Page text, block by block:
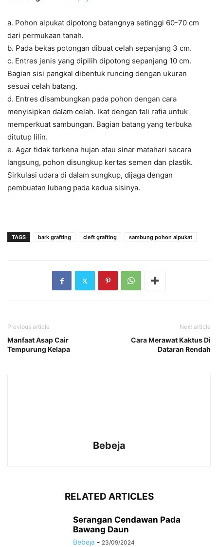
a. Pohon alpukat dipotong batangnya setinggi 60-70 cm
dari permukaan tanah.
b. Pada bekas potongan dibuat celah sepanjang 3 cm.
c. Entres jenis yang dipilih dipotong sepanjang 10 cm.
Bagian sisi pangkal dibentuk runcing dengan ukuran
sesuai celah batang.
d. Entres disambungkan pada pohon dengan cara
menyisipkan dalam celah. Ikat dengan tali rafia untuk
memperkuat sambungan. Bagian batang yang terbuka
ditutup lilin.
e. Agar tidak terkena hujan atau sinar matahari secara
langsung, pohon disungkup kertas semen dan plastik.
Sirkulasi udara di dalam sungkup, dijaga dengan
pembuatan lubang pada kedua sisinya.
TAGS bark grafting cleft grafting sambung pohon alpukat
Previous article
Manfaat Asap Cair
Tempurung Kelapa
Next article
Cara Merawat Kaktus Di
Dataran Rendah
Bebeja
RELATED ARTICLES
Serangan Cendawan Pada
Bawang Daun
Bebeja - 23/09/2024